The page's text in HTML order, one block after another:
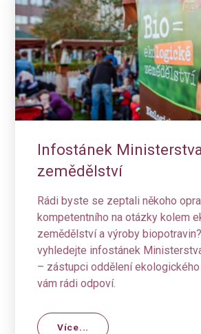
Infostánek
zemědělství
Rádi byste se zeptali někoho
kompetentního na otázky kolem
zemědělství a výroby
vyhledejte infostánek
– zástupci oddělení
vám rádi odpoví.
Více...